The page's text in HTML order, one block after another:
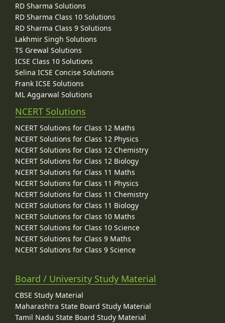
RD Sharma Solutions
RD Sharma Class 10 Solutions
RD Sharma Class 9 Solutions
Lakhmir Singh Solutions
TS Grewal Solutions
ICSE Class 10 Solutions
Selina ICSE Concise Solutions
Frank ICSE Solutions
ML Aggarwal Solutions
NCERT Solutions
NCERT Solutions for Class 12 Maths
NCERT Solutions for Class 12 Physics
NCERT Solutions for Class 12 Chemistry
NCERT Solutions for Class 12 Biology
NCERT Solutions for Class 11 Maths
NCERT Solutions for Class 11 Physics
NCERT Solutions for Class 11 Chemistry
NCERT Solutions for Class 11 Biology
NCERT Solutions for Class 10 Maths
NCERT Solutions for Class 10 Science
NCERT Solutions for Class 9 Maths
NCERT Solutions for Class 9 Science
Board / University Study Material
CBSE Study Material
Maharashtra State Board Study Material
Tamil Nadu State Board Study Material